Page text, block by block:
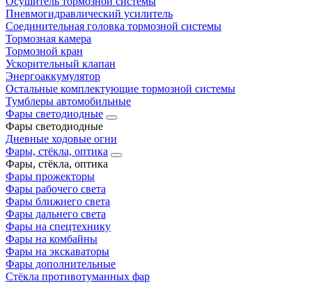
Пневмогидравлический усилитель
Соединительная головка тормозной системы
Тормозная камера
Тормозной кран
Ускорительный клапан
Энергоаккумулятор
Остальные комплектующие тормозной системы
Тумблеры автомобильные
Фары светодиодные
Фары светодиодные
Дневные ходовые огни
Фары, стёкла, оптика
Фары, стёкла, оптика
Фары прожекторы
Фары рабочего света
Фары ближнего света
Фары дальнего света
Фары на спецтехнику
Фары на комбайны
Фары на экскаваторы
Фары дополнительные
Стёкла противотуманных фар